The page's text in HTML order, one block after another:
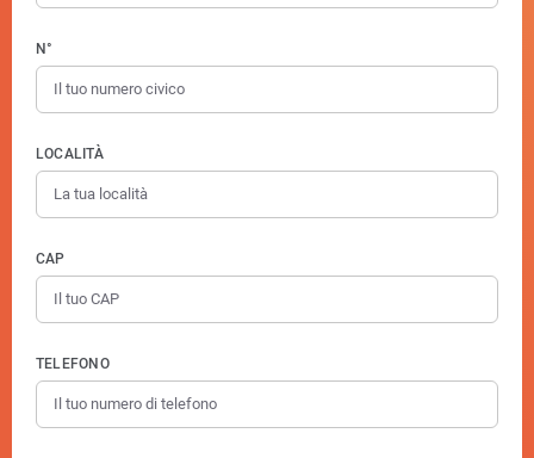
N°
LOCALITÀ
CAP
TELEFONO